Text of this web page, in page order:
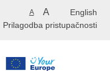
English
A A
Prilagodba pristupačnosti